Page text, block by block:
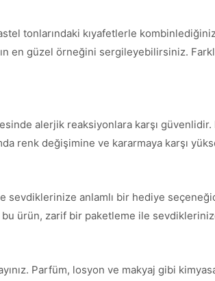
tonlarındaki kıyafetlerle
en güzel örneğini sergileyebilirsiniz.
alerjik reaksiyonlara karşı güvenlidir.
renk değişimine ve kararmaya karşı
anlamlı bir hediye
ürün, zarif bir paketleme ile
Parfüm, losyon ve makyaj gibi